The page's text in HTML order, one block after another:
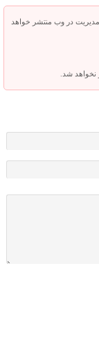
در وب منتشر خواهد
نخواهد شد.